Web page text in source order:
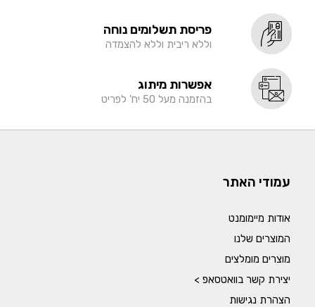
פריסת תשלומים נוחה
וללא ריבית וללא להצמדה
אפשרות מיתוג
בהזמנה מעל 50 יח' לפריט
עמודי האתר
אודות מיימומנט
המוצרים שלנו
מוצרים מומלצים
יצירת קשר בוואטסאפ >
הצהרת נגישות